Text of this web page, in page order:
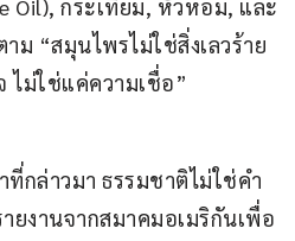
Oil), กระเทียม, หัวหอม, และ
ม “สมุนไพรไม่ใช่สิ่งเลวร้าย
ไม่ใช่แค่ความเชื่อ”
กล่าวมา ธรรมชาติไม่ใช่คำ
งานจากสมาคมอเมริกันเพื่อ